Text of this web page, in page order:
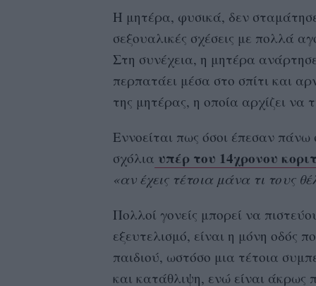
Η μητέρα, φυσικά, δεν
σεξουαλικές σχέσεις με πολλά
Στη συνέχεια, η μητέρα
περπατάει μέσα στο σπίτι και
της μητέρας, η οποία αρχίζει να
Εννοείται πως όσοι έπεσαν
σχόλια υπέρ του 14χρονου
«αν έχεις τέτοια μάνα τι τους
Πολλοί γονείς μπορεί να
εξευτελισμό, είναι η μόνη οδός
παιδιού, ωστόσο μια τέτοια
και κατάθλιψη, ενώ είναι άκρως